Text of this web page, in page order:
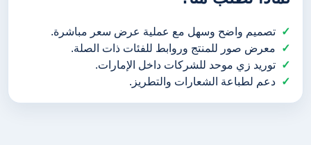
تصميم واضح وسهل مع عملية عرض سعر مباشرة.
معرض صور للمنتج وروابط للفئات ذات الصلة.
توريد زي موحد للشركات داخل الإمارات.
دعم لطباعة الشعارات والتطريز.